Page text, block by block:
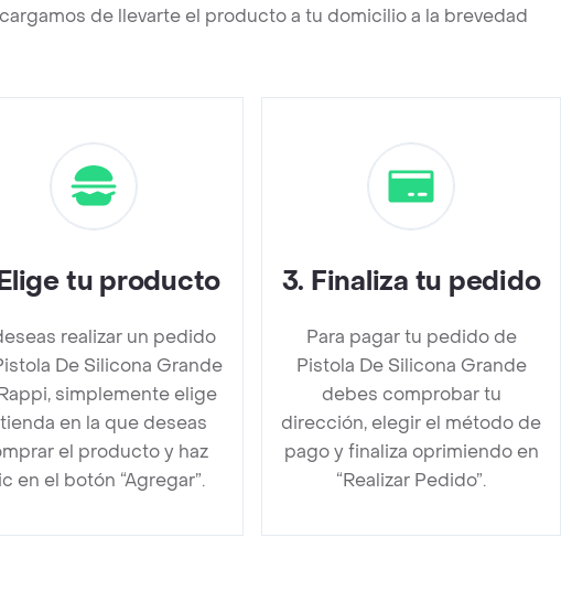
de llevarte el producto a tu domicilio a la brevedad
tu producto
realizar un pedido
De Silicona Grande
simplemente elige
en la que deseas
el producto y haz
en el botón “Agregar”.
3. Finaliza tu pedido
Para pagar tu pedido de
Pistola De Silicona Grande
debes comprobar tu
dirección, elegir el método de
pago y finaliza oprimiendo en
“Realizar Pedido”.